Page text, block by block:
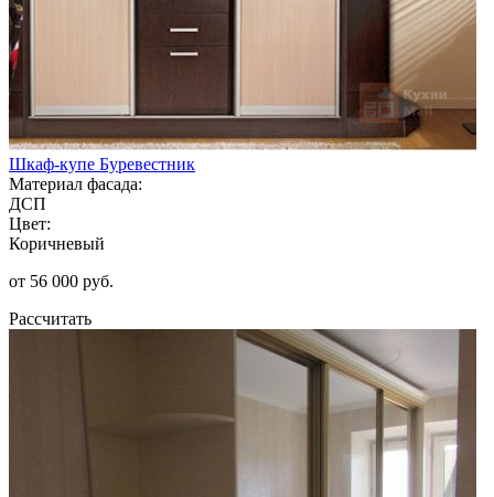
Шкаф-купе Буревестник
Материал фасада:
ДСП
Цвет:
Коричневый
от 56 000 руб.
Рассчитать